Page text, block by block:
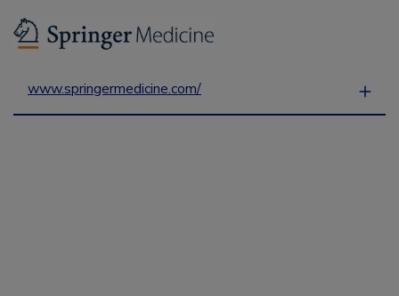
www.springermedicine.com/